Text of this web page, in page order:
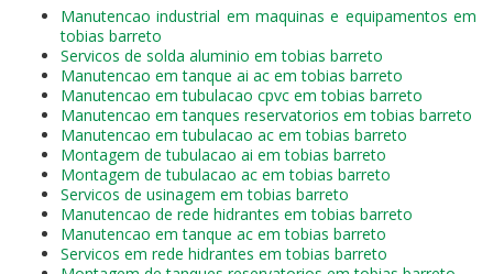
Manutencao industrial em maquinas e equipamentos em
tobias barreto
Servicos de solda aluminio em tobias barreto
Manutencao em tanque ai ac em tobias barreto
Manutencao em tubulacao cpvc em tobias barreto
Manutencao em tanques reservatorios em tobias barreto
Manutencao em tubulacao ac em tobias barreto
Montagem de tubulacao ai em tobias barreto
Montagem de tubulacao ac em tobias barreto
Servicos de usinagem em tobias barreto
Manutencao de rede hidrantes em tobias barreto
Manutencao em tanque ac em tobias barreto
Servicos em rede hidrantes em tobias barreto